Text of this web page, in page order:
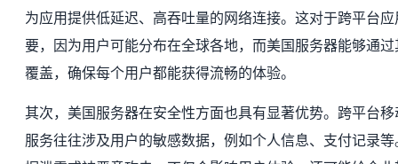
为应用提供低延迟、高吞吐量的网络连接。这对于跨平台
要，因为用户可能分布在全球各地，而美国服务器能够通
覆盖，确保每个用户都能获得流畅的体验。
其次，美国服务器在安全性方面也具有显著优势。跨平台
服务往往涉及用户的敏感数据，例如个人信息、支付记录